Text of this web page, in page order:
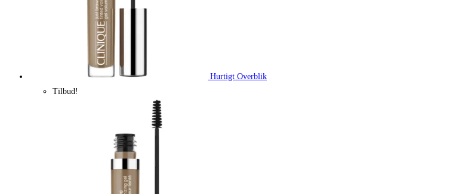
Hurtigt Overblik
Tilbud!